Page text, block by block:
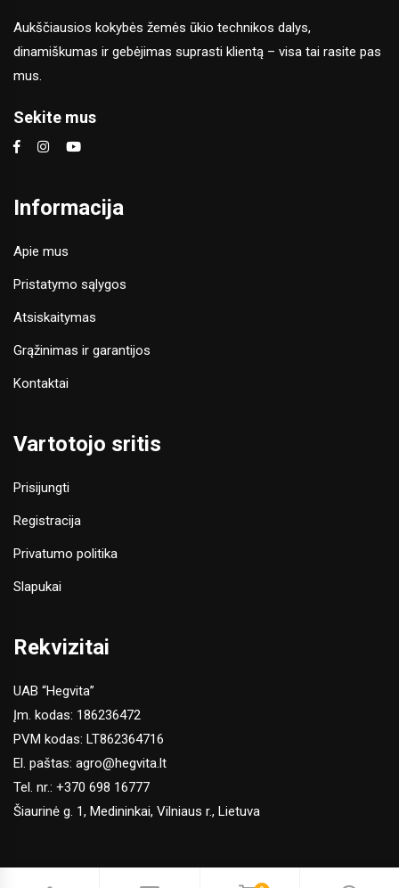
Aukščiausios kokybės žemės ūkio technikos dalys,
dinamiškumas ir gebėjimas suprasti klientą – visa tai rasite pas
mus.
Sekite mus
Informacija
Apie mus
Pristatymo sąlygos
Atsiskaitymas
Grąžinimas ir garantijos
Kontaktai
Vartotojo sritis
Prisijungti
Registracija
Privatumo politika
Slapukai
Rekvizitai
UAB “Hegvita”
Įm. kodas: 186236472
PVM kodas: LT862364716
El. paštas: agro@hegvita.lt
Tel. nr.: +370 698 16777
Šiaurinė g. 1, Medininkai, Vilniaus r., Lietuva